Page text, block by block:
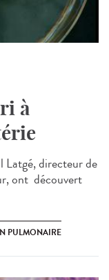
à
Latgé, directeur de
ont découvert
PULMONAIRE